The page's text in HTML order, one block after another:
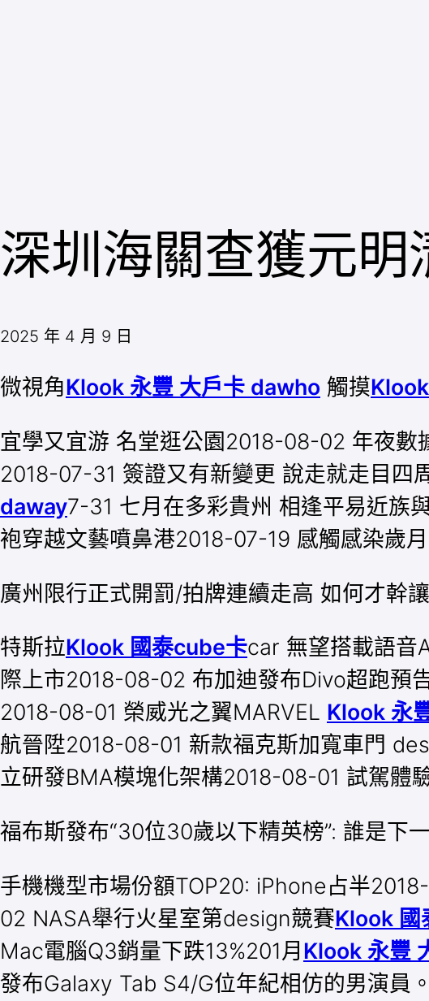
深圳海關查獲元
2025 年 4 月 9 日
微視角Klook 永豐 大戶卡 dawho 觸摸
宜學又宜游 名堂逛公園2018-08-02 年夜
2018-07-31 簽證又有新變更 說走就走目四
daway7-31 七月在多彩貴州 相逢平易近族
袍穿越文藝噴鼻港2018-07-19 感觸感染歲
廣州限行正式開罰/拍牌連續走高 如何才幹
特斯拉Klook 國泰cube卡car 無望搭載語音
際上市2018-08-02 布加迪發布Divo超跑預
2018-08-01 榮威光之翼MARVEL Klook 永
航晉陞2018-08-01 新款福克斯加寬車門
立研發BMA模塊化架構2018-08-01 試駕體
福布斯發布“30位30歲以下精英榜”: 誰是下
手機機型市場份額TOP20: iPhone占半
02 NASA舉行火星室第design競賽Klook 國
Mac電腦Q3銷量下跌13%201月 Klook 永豐
發布Galaxy Tab S4/G位年紀相仿的男演員